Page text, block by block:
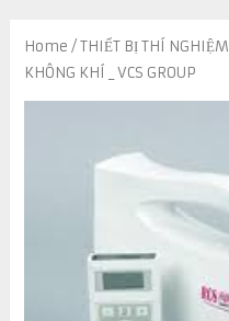
Home /THIẾT BỊ THÍ NGHIỆM
KHÔNG KHÍ _ VCS GROUP